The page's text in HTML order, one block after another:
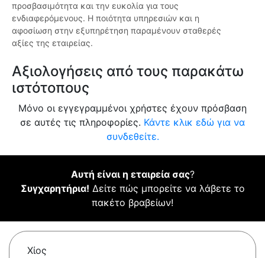
προσβασιμότητα και την ευκολία για τους
ενδιαφερόμενους. Η ποιότητα υπηρεσιών και η
αφοσίωση στην εξυπηρέτηση παραμένουν σταθερές
αξίες της εταιρείας.
Αξιολογήσεις από τους παρακάτω
ιστότοπους
Μόνο οι εγγεγραμμένοι χρήστες έχουν πρόσβαση
σε αυτές τις πληροφορίες. Κάντε κλικ εδώ για να
συνδεθείτε.
Αυτή είναι η εταιρεία σας?
Συγχαρητήρια! Δείτε πώς μπορείτε να λάβετε το
πακέτο βραβείων!
Χίος